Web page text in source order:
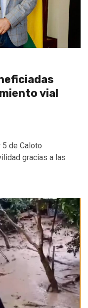
vial
de Caloto
gracias a las